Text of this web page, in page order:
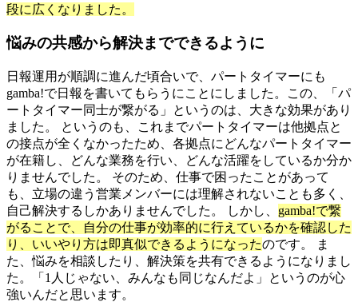
段に広くなりました。
悩みの共感から解決までできるように
日報運用が順調に進んだ頃合いで、 パートタイマーにも
gamba!で日報を書いてもらうにことにしました。この、「 パ
ートタイマー同士が繋がる」というのは、大きな効果があり
ました。
というのも、これまでパートタイマーは他拠点と
の接点が全くなかったため、各拠点にどんなパートタイマー
が在籍し、どんな業務を行い、どんな活躍をしているか分か
りませんでした。
そのため、仕事で困ったことがあって
も、立場の違う営業メンバーには理解されないことも多く、
自己解決するしかありませんでした。
しかし、 gamba!で繋
がることで、自分の仕事が効率的に行えているかを確認した
り、 いいやり方は即真似できるようになったのです。
ま
た、悩みを相談したり、解決策を共有できるようになりまし
た。「 1人じゃない、みんなも同じなんだよ」というのが心
強いんだと思います。